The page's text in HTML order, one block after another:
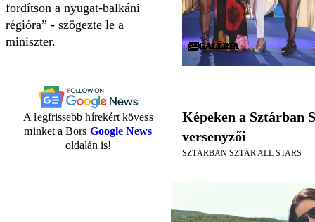
fordítson a nyugat-balkáni
régióra
- szögezte le a
miniszter.
A legfrissebb hírekért kövess
minket a Bors Google News
oldalán is!
GALÉRIA
GALÉRIA
GALÉRIA
GALÉRIA
GALÉRIA
GALÉRIA
GALÉRIA
GALÉRIA
GALÉRIA
GALÉRIA
GALÉRIA
GALÉRIA
GALÉRIA
GALÉRIA
GALÉRIA
GALÉRIA
GALÉRIA
GALÉRIA
GALÉRIA
GALÉRIA
GALÉRIA
GALÉRIA
GALÉRIA
GALÉRIA
GALÉRIA
GALÉRIA
GALÉRIA
GALÉRIA
GALÉRIA
GALÉRIA
Képeken a Sztárban
versenyzői
SZTÁRBAN SZTÁR ALL STARS